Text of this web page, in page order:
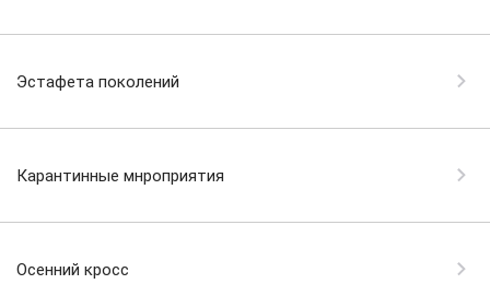
Эстафета поколений
Карантинные мнроприятия
Осенний кросс